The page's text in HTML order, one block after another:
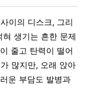
이의 디스크, 그리
생기는 흔한 문제
줄고 탄력이 떨어
많지만, 오래 앉아
운 부담도 발병과